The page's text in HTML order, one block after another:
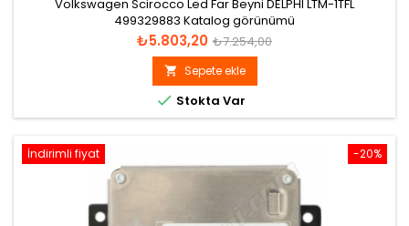
Volkswagen Scirocco Led Far Beyni DELPHI LTM-1TFL
499329883 Katalog görünümü
Fiyat
₺5.803,20 Normal
fiyat
₺7.254,00
 Sepete ekle
 Stokta Var
-20%
İndirimli fiyat